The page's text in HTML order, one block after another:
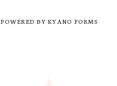
POWERED BY KYANO FORMS